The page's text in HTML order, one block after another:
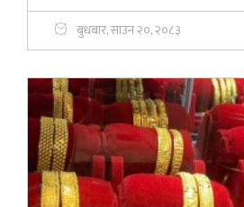
बुधबार, साउन २०, २०८३